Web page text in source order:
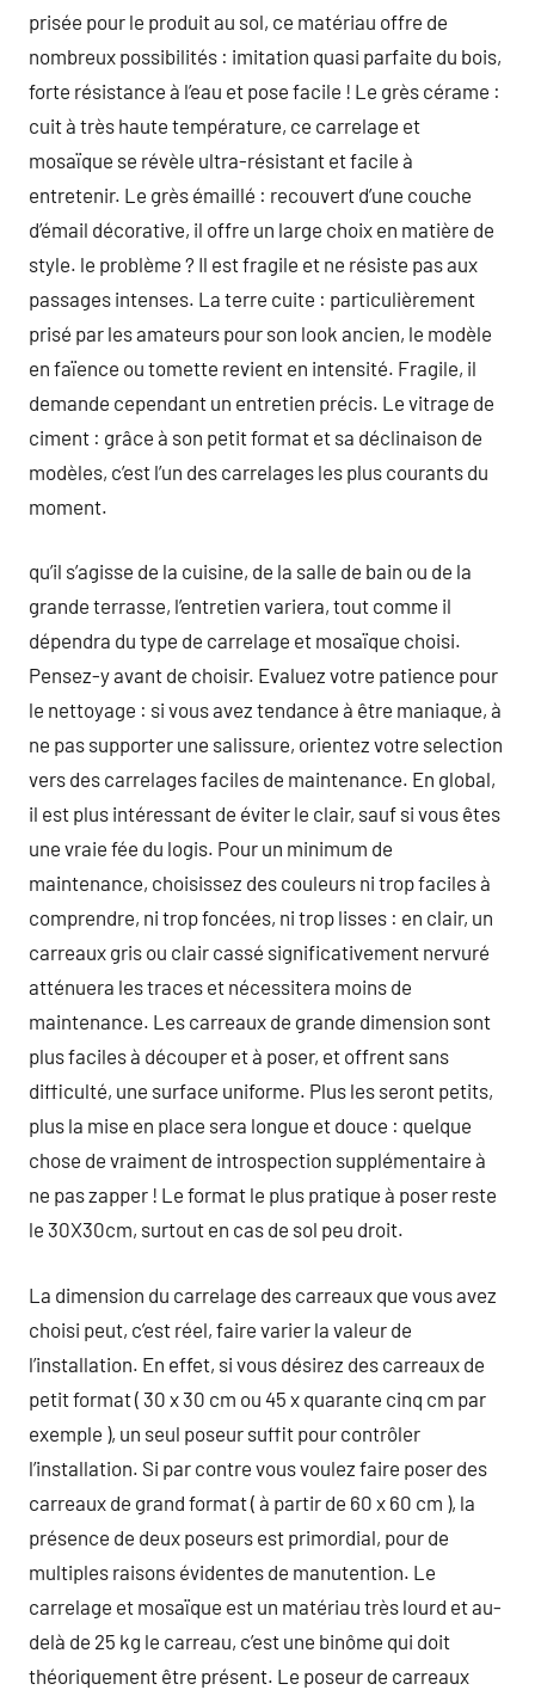
prisée pour le produit au sol, ce matériau offre de
nombreux possibilités : imitation quasi parfaite du bois,
forte résistance à l’eau et pose facile ! Le grès cérame :
cuit à très haute température, ce carrelage et
mosaïque se révèle ultra-résistant et facile à
entretenir. Le grès émaillé : recouvert d’une couche
d’émail décorative, il offre un large choix en matière de
style. le problème ? Il est fragile et ne résiste pas aux
passages intenses. La terre cuite : particulièrement
prisé par les amateurs pour son look ancien, le modèle
en faïence ou tomette revient en intensité. Fragile, il
demande cependant un entretien précis. Le vitrage de
ciment : grâce à son petit format et sa déclinaison de
modèles, c’est l’un des carrelages les plus courants du
moment.
qu’il s’agisse de la cuisine, de la salle de bain ou de la
grande terrasse, l’entretien variera, tout comme il
dépendra du type de carrelage et mosaïque choisi.
Pensez-y avant de choisir. Evaluez votre patience pour
le nettoyage : si vous avez tendance à être maniaque, à
ne pas supporter une salissure, orientez votre selection
vers des carrelages faciles de maintenance. En global,
il est plus intéressant de éviter le clair, sauf si vous êtes
une vraie fée du logis. Pour un minimum de
maintenance, choisissez des couleurs ni trop faciles à
comprendre, ni trop foncées, ni trop lisses : en clair, un
carreaux gris ou clair cassé significativement nervuré
atténuera les traces et nécessitera moins de
maintenance. Les carreaux de grande dimension sont
plus faciles à découper et à poser, et offrent sans
difficulté, une surface uniforme. Plus les seront petits,
plus la mise en place sera longue et douce : quelque
chose de vraiment de introspection supplémentaire à
ne pas zapper ! Le format le plus pratique à poser reste
le 30X30cm, surtout en cas de sol peu droit.
La dimension du carrelage des carreaux que vous avez
choisi peut, c’est réel, faire varier la valeur de
l’installation. En effet, si vous désirez des carreaux de
petit format ( 30 x 30 cm ou 45 x quarante cinq cm par
exemple ), un seul poseur suffit pour contrôler
l’installation. Si par contre vous voulez faire poser des
carreaux de grand format ( à partir de 60 x 60 cm ), la
présence de deux poseurs est primordial, pour de
multiples raisons évidentes de manutention. Le
carrelage et mosaïque est un matériau très lourd et au-
delà de 25 kg le carreau, c’est une binôme qui doit
théoriquement être présent. Le poseur de carreaux